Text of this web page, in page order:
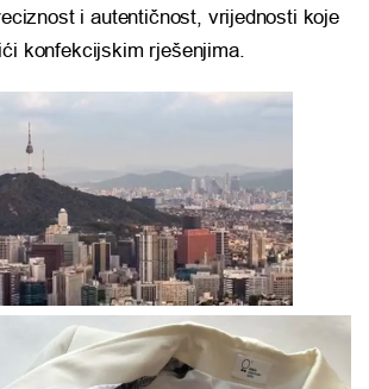
i autentičnost, vrijednosti koje
konfekcijskim rješenjima.